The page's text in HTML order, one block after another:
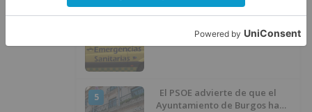
Herido un hombre de 35 años
que iba en silla de ruedas tras
ser atropellado en Burgos
5
El PSOE advierte de que el
Ayuntamiento de Burgos ha